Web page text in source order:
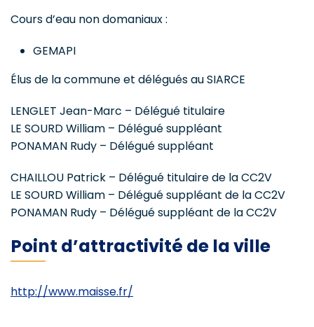
Cours d’eau non domaniaux :
GEMAPI
Élus de la commune et délégués au SIARCE
LENGLET Jean-Marc – Délégué titulaire
LE SOURD William – Délégué suppléant
PONAMAN Rudy – Délégué suppléant
CHAILLOU Patrick – Délégué titulaire de la CC2V
LE SOURD William – Délégué suppléant de la CC2V
PONAMAN Rudy – Délégué suppléant de la CC2V
Point d’attractivité de la ville
http://www.maisse.fr/